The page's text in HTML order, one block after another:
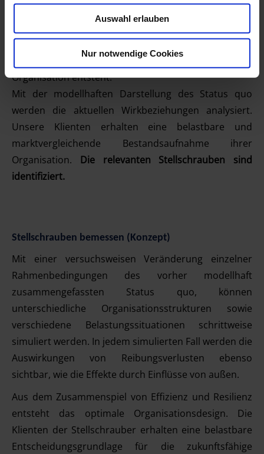
Auswahl erlauben
Nur notwendige Cookies
ganzes Bündel von Faktoren berücksichtigt, so dass
ein Maß für den Grad der Resilienzfähigkeit der
Organisation entsteht.
Mit der modellhaften Darstellung des Status quo
werden die aktuellen Wirkbeziehungen analysiert.
Unsere Klienten erhalten eine belastbare und
marktvergleichende Bestandsaufnahme ihrer
Organisation. Die relevanten Stellschrauben sind
identifiziert.
Stellschrauben bemessen (Konzept)
Mit einer versuchsweisen Veränderung einzelner
Rahmenbedingungen des vorher modellhaft
zusammengefassten Status quo, können
unterschiedliche Organisationsstrukturen sowie
verschiedene Belastungssituationen schrittweise
simuliert werden. In jedem simulierten Fall werden die
Auswirkungen von Reibungsverlusten ebenso
sichtbar, wie die Effekte durch Einflüsse von außen.
Aus dem Zusammenspiel von Effizienz und Resilienz
entsteht das optimale Organisationsdesign. Die
Klienten der Stellschrauber erhalten eine belastbare
Entscheidungsgrundlage für die zukunftsfähige